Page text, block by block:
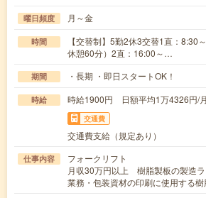
曜日頻度 月～金
時間
【交替制】5勤2休3交替1直：8:30
休憩60分）2直：16:00～…
期間 ・長期 ・即日スタートOK！
時給 時給1900円 日額平均1万4326円/
交通費
交通費支給（規定あり）
仕事内容
フォークリフト
月収30万円以上 樹脂製板の製造
業務・包装資材の印刷に使用する